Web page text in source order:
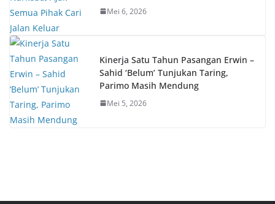
Mei 6, 2026
Kinerja Satu Tahun Pasangan Erwin –
Sahid ‘Belum’ Tunjukan Taring,
Parimo Masih Mendung
Mei 5, 2026